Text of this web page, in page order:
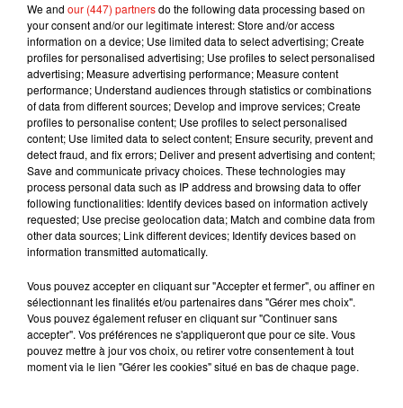
7 août 2026
collaboration tant attendue
5 août 2026
Benny Blanco invite Selena Gomez et
Becky G sur son nouveau single
Tiny Desk invite Charlie Puth pour une
live session solaire
Ariana Grande prendra une pause après
sa tournée mondiale
We and our (447) partnersdo the following data processing based on
your consent and/or our legitimate interest: Store and/or access
information on a device; Use limited data to select advertising; Create
profiles for personalised advertising; Use profiles to select personalised
advertising; Measure advertising performance; Measure content
performance; Understand audiences through statistics or combinations
of data from different sources; Develop and improve services; Create
profiles to personalise content; Use profiles to select personalised
content; Use limited data to select content; Ensure security, prevent and
detect fraud, and fix errors; Deliver and present advertising and content;
Save and communicate privacy choices. These technologies may
process personal data such as IP address and browsing data to offer
following functionalities: Identify devices based on information actively
requested; Use precise geolocation data; Match and combine data from
other data sources; Link different devices; Identify devices based on
information transmitted automatically.
Vous pouvez accepter en cliquant sur "Accepter et fermer", ou affiner en
sélectionnant les finalités et/ou partenaires dans "Gérer mes choix".
Vous pouvez également refuser en cliquant sur "Continuer sans
accepter". Vos préférences ne s'appliqueront que pour ce site. Vous
pouvez mettre à jour vos choix, ou retirer votre consentement à tout
moment via le lien "Gérer les cookies" situé en bas de chaque page.